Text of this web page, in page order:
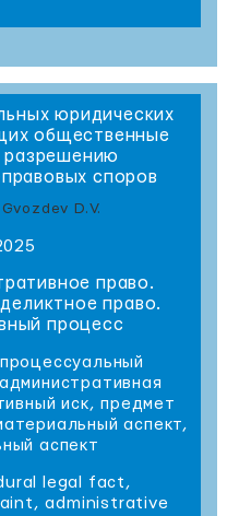
юридических
общественные
споров
D.V.
право.
право.
процесс
иск, предмет
аспект,
аспект
legal fact,
administrative